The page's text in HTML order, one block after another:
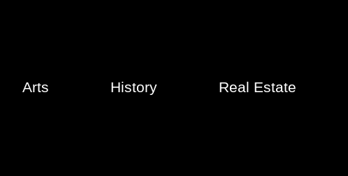
Arts History Real Estate